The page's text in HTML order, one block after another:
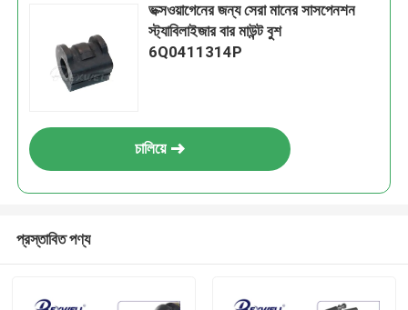
ভক্সওয়াগেনের জন্য সেরা মানের সাসপেনশন
স্ট্যাবিলাইজার বার মাউন্ট বুশ
6Q0411314P
চালিয়ে
প্রস্তাবিত পণ্য